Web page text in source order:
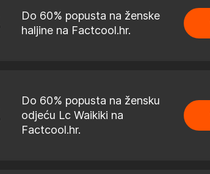
Do 60% popusta na ženske
haljine na Factcool.hr.
Do 60% popusta na žensku
odjeću Lc Waikiki na
Factcool.hr.